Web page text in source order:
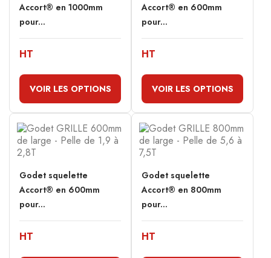
Accort® en 1000mm
pour...
HT
VOIR LES OPTIONS
Accort® en 600mm
pour...
HT
VOIR LES OPTIONS
Godet squelette
Accort® en 600mm
pour...
HT
Godet squelette
Accort® en 800mm
pour...
HT